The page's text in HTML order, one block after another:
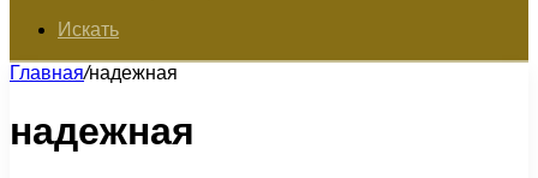
Искать
Главная/надежная
надежная